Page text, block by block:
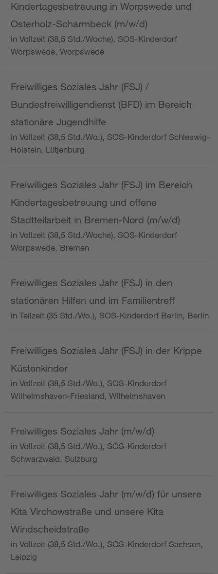
Kindertagesbetreuung in Worpswede und
Osterholz-Scharmbeck (m/w/d)
in Vollzeit (38,5 Std./Woche), SOS-Kinderdorf
Worpswede, Worpswede
Freiwilliges Soziales Jahr (FSJ) /
Bundesfreiwilligendienst (BFD) im Bereich
stationäre Jugendhilfe
in Vollzeit (38,5 Std./Wo.), SOS-Kinderdorf Schleswig-
Holstein, Lütjenburg
Freiwilliges Soziales Jahr (FSJ) im Bereich
Kindertagesbetreuung und offene
Stadtteilarbeit in Bremen-Nord (m/w/d)
in Vollzeit (38,5 Std./Woche), SOS-Kinderdorf
Worpswede, Bremen
Freiwilliges Soziales Jahr (FSJ) in den
stationären Hilfen und im Familientreff
in Teilzeit (35 Std./Wo.), SOS-Kinderdorf Berlin, Berlin
Freiwilliges Soziales Jahr (FSJ) in der Krippe
Küstenkinder
in Vollzeit (38,5 Std./Wo.), SOS-Kinderdorf
Wilhelmshaven-Friesland, Wilhelmshaven
Freiwilliges Soziales Jahr (m/w/d)
in Vollzeit (38,5 Std./Wo.), SOS-Kinderdorf
Schwarzwald, Sulzburg
Freiwilliges Soziales Jahr (m/w/d) für unsere
Kita Virchowstraße und unsere Kita
Windscheidstraße
in Vollzeit (38,5 Std./Wo.), SOS-Kinderdorf Sachsen,
Leipzig